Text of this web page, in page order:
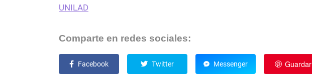
UNILAD
Comparte en redes sociales:
Facebook Twitter Messenger Guardar